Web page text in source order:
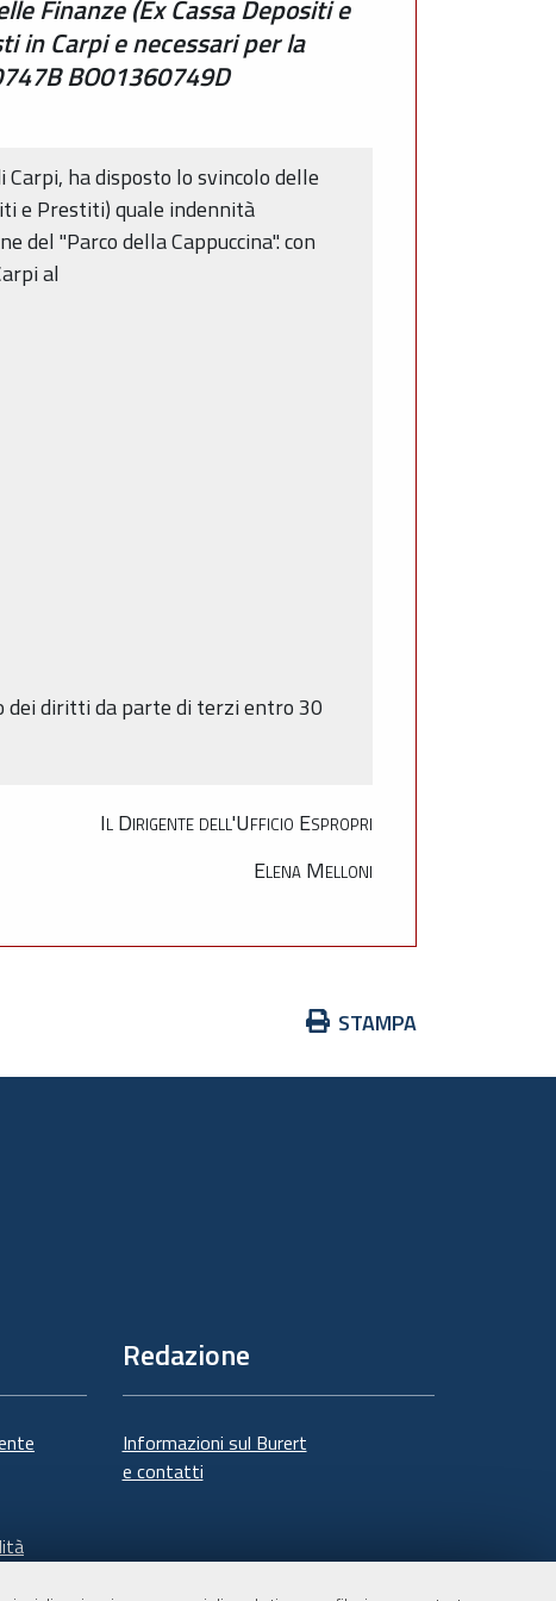
Finanze (Ex Cassa Depositi e
in Carpi e necessari per la
BO01360749D
ha disposto lo svincolo delle
e Prestiti) quale indennità
"Parco della Cappuccina". con
al
dei diritti da parte di terzi entro 30
Il Dirigente dell'Ufficio Espropri
Elena Melloni
Azioni
documento
STAMPA
Redazione
Informazioni sul Burert
e contatti